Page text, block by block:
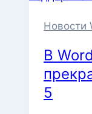
Новости
В
5